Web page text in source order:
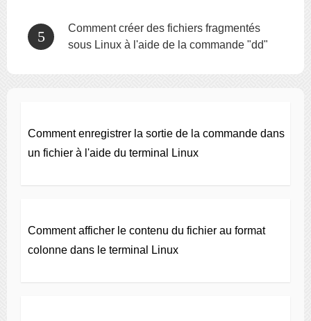
Comment créer des fichiers fragmentés
sous Linux à l'aide de la commande "dd"
Comment enregistrer la sortie de la commande dans
un fichier à l'aide du terminal Linux
Comment afficher le contenu du fichier au format
colonne dans le terminal Linux